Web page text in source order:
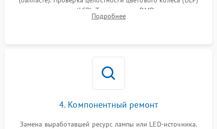
или поляризаторов (LCD). Тестирование DMD-чипа, датчиков
температуры и оптопар с помощью мультиметра и
Подробнее
4. Компонентный ремонт
Замена выработавшей ресурс лампы или LED-источника.